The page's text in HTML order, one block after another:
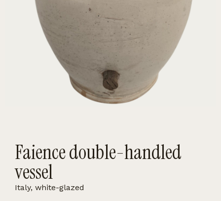
Faience double-handled
vessel
Italy, white-glazed